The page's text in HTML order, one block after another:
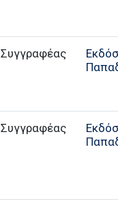
Συγγραφέας
Συγγραφέας